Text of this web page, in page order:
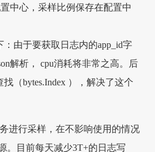
中心，采样比例保存在配置中
由于要获取日志内的app_id字
解析， cpu消耗将非常之高。后
（bytes.Index ），解决了这个
进行采样，在不影响使用的情况
。目前每天减少3T+的日志写